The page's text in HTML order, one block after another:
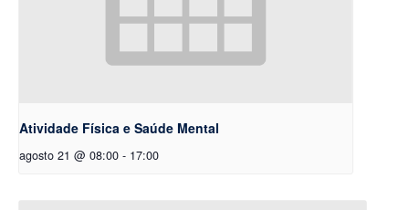
Atividade Física e Saúde Mental
agosto 21 @ 08:00 - 17:00